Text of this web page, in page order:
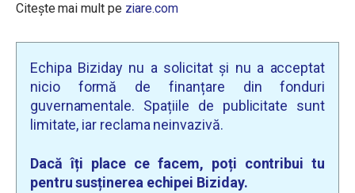
Citește mai mult pe ziare.com
Echipa Biziday nu a solicitat și nu a acceptat
nicio formă de finanțare din fonduri
guvernamentale. Spațiile de publicitate sunt
limitate, iar reclama neinvazivă.
Dacă îți place ce facem, poți contribui tu
pentru susținerea echipei Biziday.